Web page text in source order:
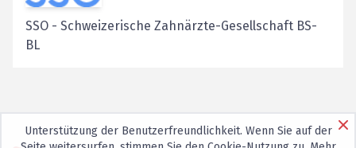
SSO - Schweizerische Zahnärzte-Gesellschaft BS-
BL
Unterstützung der Benutzerfreundlichkeit. Wenn Sie auf der